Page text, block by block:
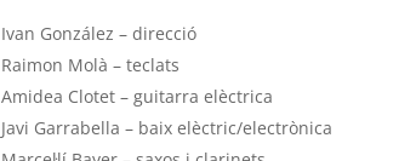
Ivan González – direcció
Raimon Molà – teclats
Amidea Clotet – guitarra elèctrica
Javi Garrabella – baix elèctric/electrònica